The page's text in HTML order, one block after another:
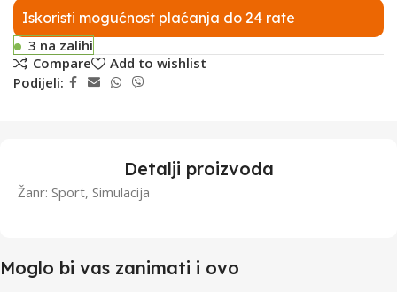
Iskoristi mogućnost plaćanja do 24 rate
3 na zalihi
Compare
Add to wishlist
Podijeli:
Detalji proizvoda
Žanr: Sport, Simulacija
Moglo bi vas zanimati i ovo